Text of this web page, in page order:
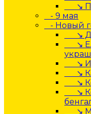
↘
- 9 мая
- Новый
↘
↘
↘
↘
↘
↘
↘